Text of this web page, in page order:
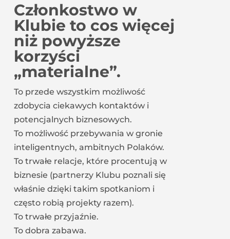
Członkostwo w
Klubie to cos więcej
niż powyższe
korzyści
„materialne”.
To przede wszystkim możliwość
zdobycia ciekawych kontaktów i
potencjalnych biznesowych.
To możliwość przebywania w gronie
inteligentnych, ambitnych Polaków.
To trwałe relacje, które procentują w
biznesie (partnerzy Klubu poznali się
właśnie dzięki takim spotkaniom i
często robią projekty razem).
To trwałe przyjaźnie.
To dobra zabawa.